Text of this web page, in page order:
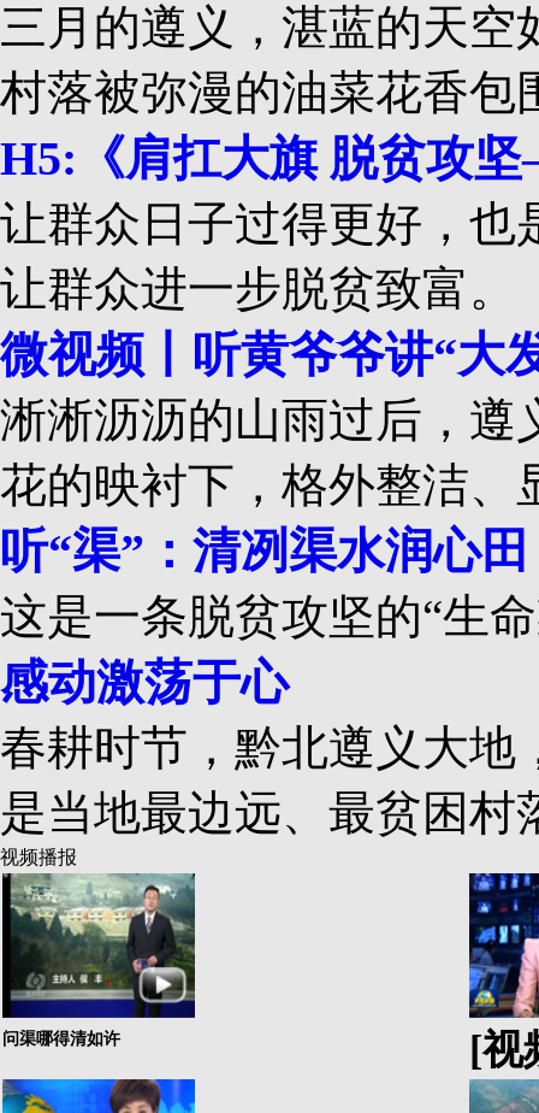
三月的遵义，湛蓝的天
村落被弥漫的油菜花香包
H5:《肩扛大旗 脱贫攻
让群众日子过得更好，也
让群众进一步脱贫致富。
微视频丨听黄爷爷讲“大
淅淅沥沥的山雨过后，遵
花的映衬下，格外整洁、
听“渠”：清冽渠水润心田
这是一条脱贫攻坚的“生
感动激荡于心
春耕时节，黔北遵义大
是当地最边远、最贫困村
视频播报
问渠哪得清如许 [视